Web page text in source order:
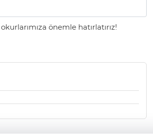
önemle hatırlatırız!